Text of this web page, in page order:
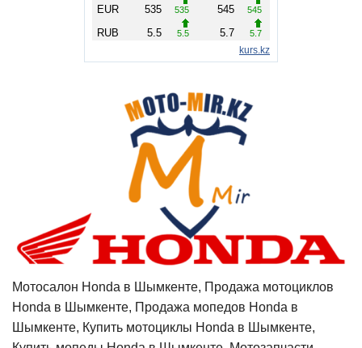
Мотосалон Honda в Шымкенте, Продажа мотоциклов
Honda в Шымкенте, Продажа мопедов Honda в
Шымкенте, Купить мотоциклы Honda в Шымкенте,